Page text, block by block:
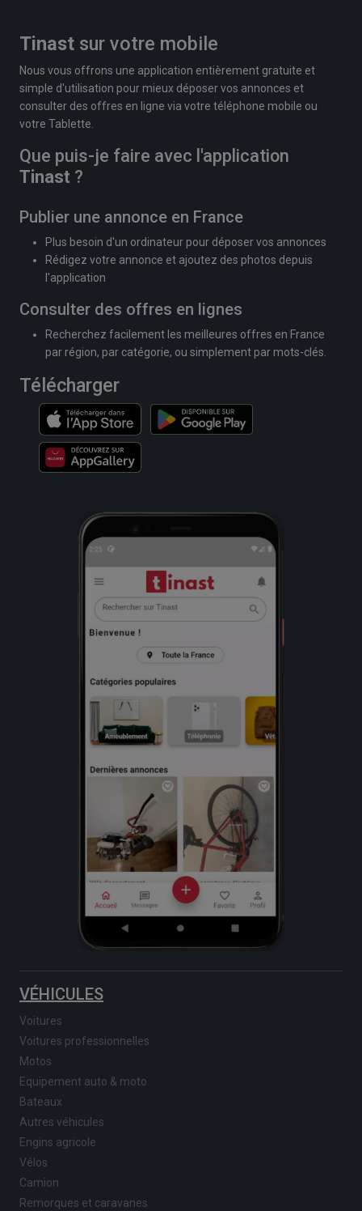
Tinast sur votre mobile
Nous vous offrons une application entièrement gratuite et
simple d'utilisation pour mieux déposer vos annonces et
consulter des offres en ligne via votre téléphone mobile ou
votre Tablette.
Que puis-je faire avec l'application
Tinast ?
Publier une annonce en France
Plus besoin d'un ordinateur pour déposer vos annonces
Rédigez votre annonce et ajoutez des photos depuis
l'application
Consulter des offres en lignes
Recherchez facilement les meilleures offres en France
par région, par catégorie, ou simplement par mots-clés.
Télécharger
VÉHICULES
Voitures
Voitures professionnelles
Motos
Equipement auto & moto
Bateaux
Autres véhicules
Engins agricole
Vélos
Camion
Remorques et caravanes